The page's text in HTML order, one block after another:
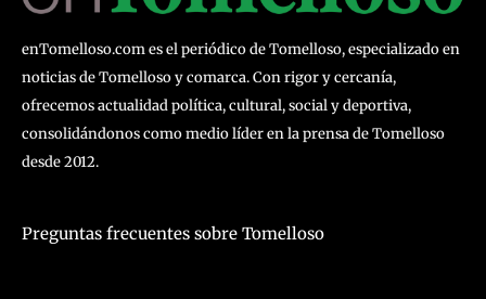
enTomelloso.com es el periódico de Tomelloso, especializado en
noticias de Tomelloso y comarca. Con rigor y cercanía,
ofrecemos actualidad política, cultural, social y deportiva,
consolidándonos como medio líder en la prensa de Tomelloso
desde 2012.
Preguntas frecuentes sobre Tomelloso